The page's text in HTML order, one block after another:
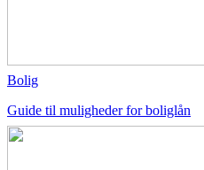
Bolig
Guide til muligheder for boliglån